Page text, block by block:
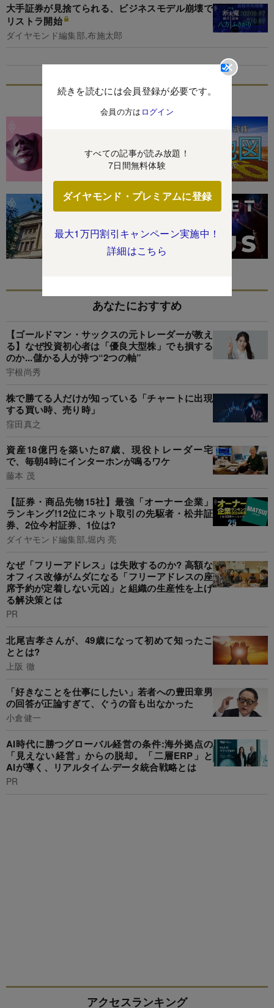
続きを読むには会員登録が必要です。
会員の方は ログイン
すべての記事が読み放題！
7日間無料体験
ダイヤモンド・プレミアムに登録
最大1万円割引キャンペーン実施中！
詳細はこちら
大手証券が見捨てられる、ビジネスモデル崩壊で
リストラ開始
ダイヤモンド編集部,布施太郎
特集
あなたにおすすめ
【ゴールドマン・サックスの元トレーダーが教え
る】なぜ投資初心者は「優良大型株」でも損する
のか...儲かる人が持つ“2つの軸”
宇根尚秀
株で勝てる人だけが知っている「チャートに出現
する買い時、売り時」
窪田真之
資産18億円を築いた87歳、現役トレーダー宅
で、毎朝4時にインターホンが鳴るワケ
藤本 茂
【証券・商品先物15社】最強「オーナー企業」
ランキング!12位にネット取引の先駆者・松井証
券、2位今村証券、1位は?
ダイヤモンド編集部,堀内 亮
なぜ「フリーアドレス」は失敗するのか? 高額な
オフィス改修がムダになる「フリーアドレスの座
席予約が定着しない元凶」と組織の生産性を上げ
る解決策とは
PR
北尾吉孝さんが、49歳になって初めて知ったこ
ととは?
上阪 徹
「好きなことを仕事にしたい」若者への豊田章男
の回答が正論すぎて、ぐうの音も出なかった
小倉健一
AI時代に勝つグローバル経営の条件:海外拠点の
「見えない経営」からの脱却。「二層ERP」と
AIが導く、リアルタイム·データ統合戦略とは
PR
アクセスランキング